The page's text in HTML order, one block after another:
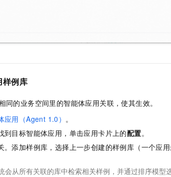
样例库
同的业务空间里的智能体应用关联，使其生效。
应用（Agent 1.0） 。
到目标智能体应用，单击应用卡片上的配置。
。添加样例库，选择上一步创建的样例库（一个应
会从所有关联的库中检索相关样例，并通过排序模型